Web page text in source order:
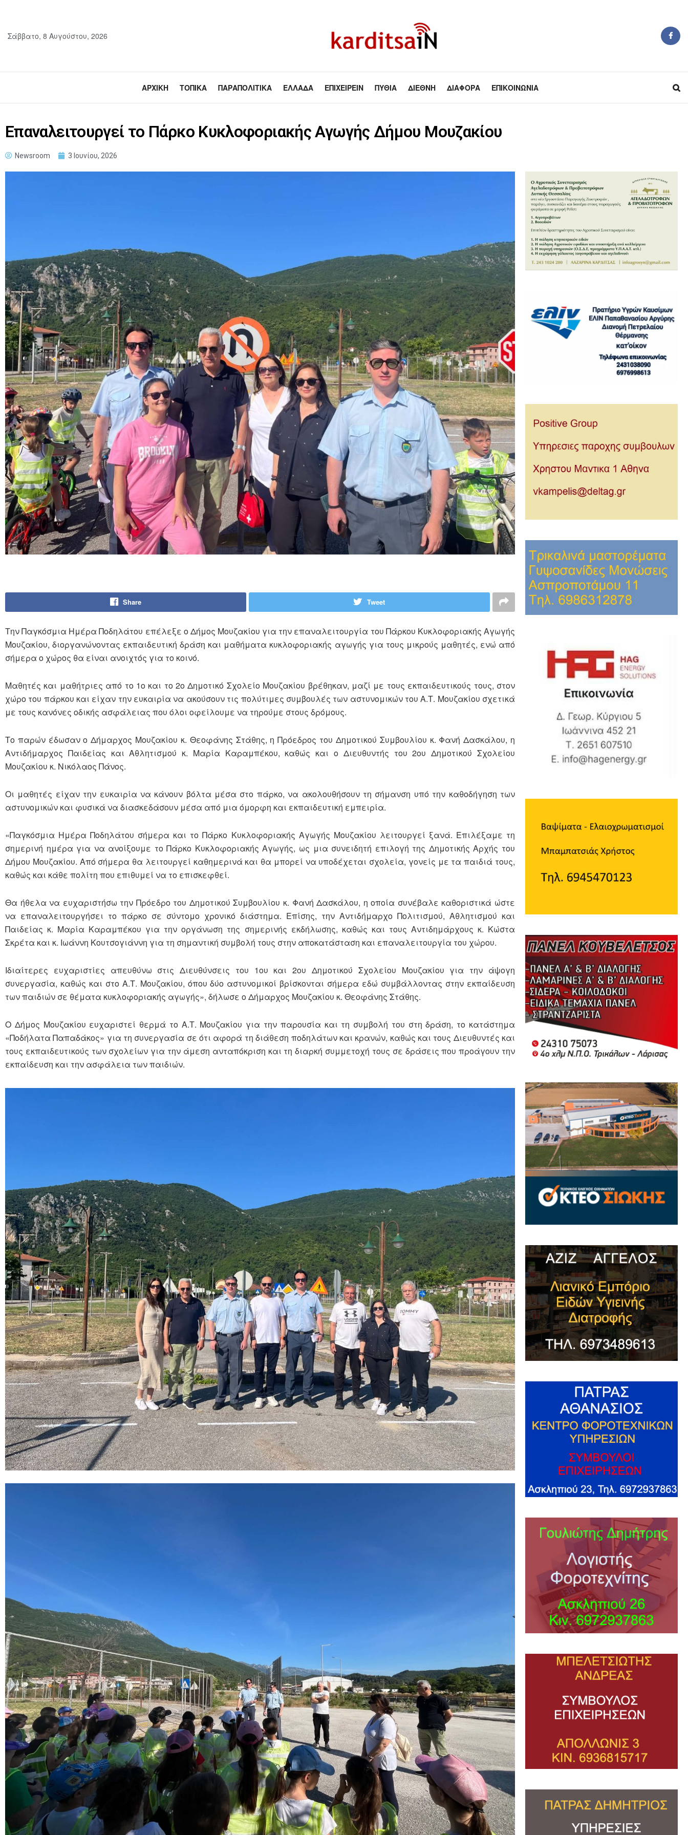
Σάββατο, 8 Αυγούστου, 2026
ΑΡΧΙΚΉ ΤΟΠΙΚΆ ΠΑΡΑΠΟΛΙΤΙΚΆ ΕΛΛΆΔΑ ΕΠΙΧΕΙΡΕΊΝ ΠΥΘΊΑ ΔΙΕΘΝΉ ΔΙΆΦΟΡΑ ΕΠΙΚΟΙΝΩΝΊΑ
Επαναλειτουργεί το Πάρκο Κυκλοφοριακής Αγωγής Δήμου Μουζακίου
Newsroom 3 Ιουνίου, 2026
Share Tweet
Την Παγκόσμια Ημέρα Ποδηλάτου επέλεξε ο Δήμος Μουζακίου για την επαναλειτουργία του Πάρκου Κυκλοφοριακής Αγωγής
Μουζακίου, διοργανώνοντας εκπαιδευτική δράση και μαθήματα κυκλοφοριακής αγωγής για τους μικρούς μαθητές, ενώ από
σήμερα ο χώρος θα είναι ανοιχτός για το κοινό.
Μαθητές και μαθήτριες από το 1ο και το 2ο Δημοτικό Σχολείο Μουζακίου βρέθηκαν, μαζί με τους εκπαιδευτικούς τους, στον
χώρο του πάρκου και είχαν την ευκαιρία να ακούσουν τις πολύτιμες συμβουλές των αστυνομικών του Α.Τ. Μουζακίου σχετικά
με τους κανόνες οδικής ασφάλειας που όλοι οφείλουμε να τηρούμε στους δρόμους.
Το παρών έδωσαν ο Δήμαρχος Μουζακίου κ. Θεοφάνης Στάθης, η Πρόεδρος του Δημοτικού Συμβουλίου κ. Φανή Δασκάλου, η
Αντιδήμαρχος Παιδείας και Αθλητισμού κ. Μαρία Καραμπέκου, καθώς και ο Διευθυντής του 2ου Δημοτικού Σχολείου
Μουζακίου κ. Νικόλαος Πάνος.
Οι μαθητές είχαν την ευκαιρία να κάνουν βόλτα μέσα στο πάρκο, να ακολουθήσουν τη σήμανση υπό την καθοδήγηση των
αστυνομικών και φυσικά να διασκεδάσουν μέσα από μια όμορφη και εκπαιδευτική εμπειρία.
«Παγκόσμια Ημέρα Ποδηλάτου σήμερα και το Πάρκο Κυκλοφοριακής Αγωγής Μουζακίου λειτουργεί ξανά. Επιλέξαμε τη
σημερινή ημέρα για να ανοίξουμε το Πάρκο Κυκλοφοριακής Αγωγής, ως μια συνειδητή επιλογή της Δημοτικής Αρχής του
Δήμου Μουζακίου. Από σήμερα θα λειτουργεί καθημερινά και θα μπορεί να υποδέχεται σχολεία, γονείς με τα παιδιά τους,
καθώς και κάθε πολίτη που επιθυμεί να το επισκεφθεί.
Θα ήθελα να ευχαριστήσω την Πρόεδρο του Δημοτικού Συμβουλίου κ. Φανή Δασκάλου, η οποία συνέβαλε καθοριστικά ώστε
να επαναλειτουργήσει το πάρκο σε σύντομο χρονικό διάστημα. Επίσης, την Αντιδήμαρχο Πολιτισμού, Αθλητισμού και
Παιδείας κ. Μαρία Καραμπέκου για την οργάνωση της σημερινής εκδήλωσης, καθώς και τους Αντιδημάρχους κ. Κώστα
Σκρέτα και κ. Ιωάννη Κουτσογιάννη για τη σημαντική συμβολή τους στην αποκατάσταση και επαναλειτουργία του χώρου.
Ιδιαίτερες ευχαριστίες απευθύνω στις Διευθύνσεις του 1ου και 2ου Δημοτικού Σχολείου Μουζακίου για την άψογη
συνεργασία, καθώς και στο Α.Τ. Μουζακίου, όπου δύο αστυνομικοί βρίσκονται σήμερα εδώ συμβάλλοντας στην εκπαίδευση
των παιδιών σε θέματα κυκλοφοριακής αγωγής», δήλωσε ο Δήμαρχος Μουζακίου κ. Θεοφάνης Στάθης.
Ο Δήμος Μουζακίου ευχαριστεί θερμά το Α.Τ. Μουζακίου για την παρουσία και τη συμβολή του στη δράση, το κατάστημα
«Ποδήλατα Παπαδάκος» για τη συνεργασία σε ότι αφορά τη διάθεση ποδηλάτων και κρανών, καθώς και τους Διευθυντές και
τους εκπαιδευτικούς των σχολείων για την άμεση ανταπόκριση και τη διαρκή συμμετοχή τους σε δράσεις που προάγουν την
εκπαίδευση και την ασφάλεια των παιδιών.